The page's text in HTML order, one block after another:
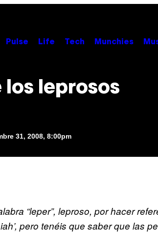
Pulse Life Tech Munchies
los leprosos
31, 2008, 8:00pm
“leper”, leproso, por hacer
pero tenéis que saber que las